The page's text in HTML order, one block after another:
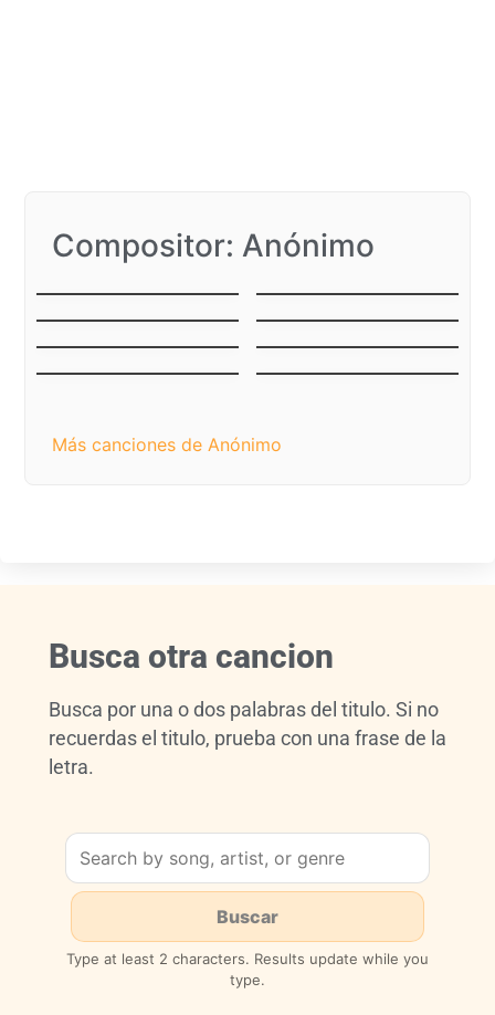
Compositor: Anónimo
Aguinaldo del Callao
Carupanero
Margariteño
(Preparen la mesa)
Corre caballito
Si el Niño se pierde
Zumba que Zumba
Ay, La Vela
Más canciones de Anónimo
Busca otra cancion
Busca por una o dos palabras del titulo. Si no
recuerdas el titulo, prueba con una frase de la
letra.
Type at least 2 characters. Results update while you
type.